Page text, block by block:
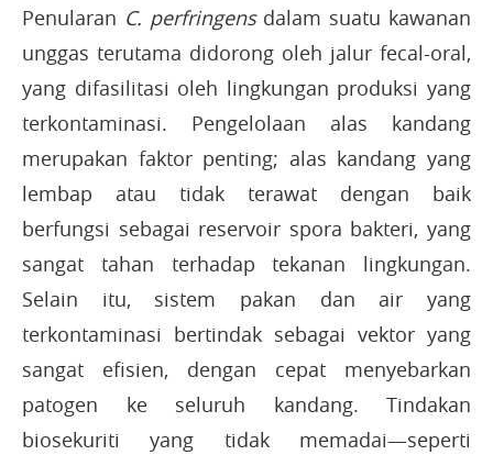
Penularan C. perfringensdalam suatu kawanan
unggas terutama didorong oleh jalur fecal-oral,
yang difasilitasi oleh lingkungan produksi yang
terkontaminasi. Pengelolaan alas kandang
merupakan faktor penting; alas kandang yang
lembap atau tidak terawat dengan baik
berfungsi sebagai reservoir spora bakteri, yang
sangat tahan terhadap tekanan lingkungan.
Selain itu, sistem pakan dan air yang
terkontaminasi bertindak sebagai vektor yang
sangat efisien, dengan cepat menyebarkan
patogen ke seluruh kandang. Tindakan
biosekuriti yang tidak memadai—seperti